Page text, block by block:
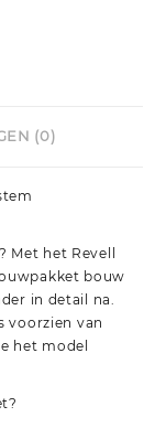
(0)
Met het Revell
bouw
in detail na.
voorzien van
het model